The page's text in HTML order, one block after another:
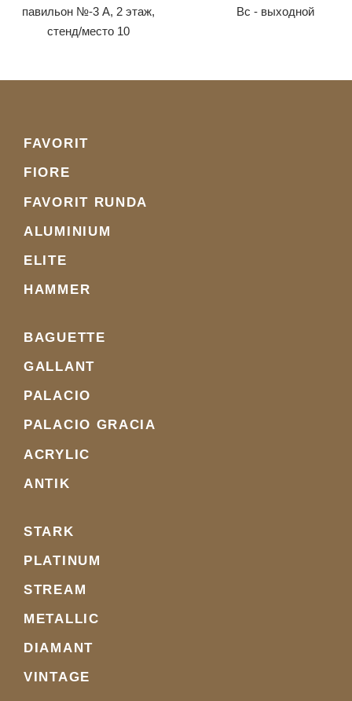
павильон №-3 А, 2 этаж,
стенд/место 10
Вс - выходной
FAVORIT
FIORE
FAVORIT RUNDA
ALUMINIUM
ELITE
HAMMER
BAGUETTE
GALLANT
PALACIO
PALACIO GRACIA
ACRYLIC
ANTIK
STARK
PLATINUM
STREAM
METALLIC
DIAMANT
VINTAGE